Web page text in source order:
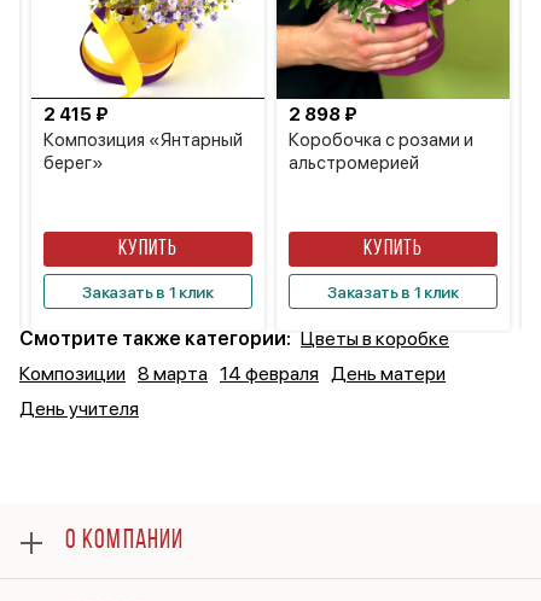
Композиция «Янтарный
берег»
2 415 ₽
КУПИТЬ
Заказать в 1 клик
Коробочка с розами и
альстромерией
2 898 ₽
КУПИТЬ
Заказать в 1 клик
Смотрите также категории: Цветы в коробке
Композиции 8 марта 14 февраля День матери
День учителя
О КОМПАНИИ